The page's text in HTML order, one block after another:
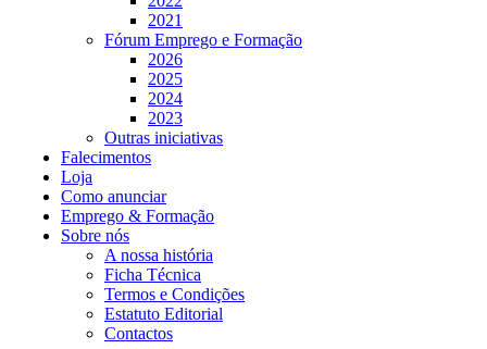
2021
Fórum Emprego e Formação
2026
2025
2024
2023
Outras iniciativas
Falecimentos
Loja
Como anunciar
Emprego & Formação
Sobre nós
A nossa história
Ficha Técnica
Termos e Condições
Estatuto Editorial
Contactos